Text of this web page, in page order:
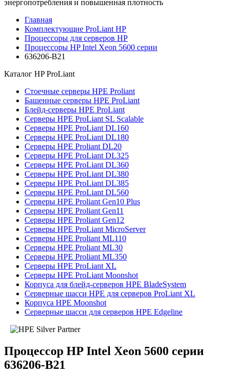
энергопотребления и повышенная плотность
Главная
Комплектующие ProLiant HP
Процессоры для серверов HP
Процессоры HP Intel Xeon 5600 серии
636206-B21
Каталог HP ProLiant
Стоечные серверы HPE Proliant
Башенные серверы HPE ProLiant
Блейд-серверы HPE ProLiant
Серверы HPE ProLiant SL Scalable
Серверы HPE ProLiant DL160
Серверы HPE ProLiant DL180
Серверы HPE Proliant DL20
Серверы HPE ProLiant DL325
Серверы HPE ProLiant DL360
Серверы HPE ProLiant DL380
Серверы HPE ProLiant DL385
Серверы HPE ProLiant DL560
Серверы HPE Proliant Gen10 Plus
Серверы HPE Proliant Gen11
Серверы HPE Proliant Gen12
Серверы HPE ProLiant MicroServer
Серверы HPE Proliant ML110
Серверы HPE Proliant ML30
Серверы HPE Proliant ML350
Серверы HPE ProLiant XL
Серверы HPE ProLiant Moonshot
Корпуса для блейд-серверов HPE BladeSystem
Серверные шасси HPE для серверов ProLiant XL
Корпуса HPE Moonshot
Серверные шасси для серверов HPE Edgeline
Процессор HP Intel Xeon 5600 серии
636206-B21